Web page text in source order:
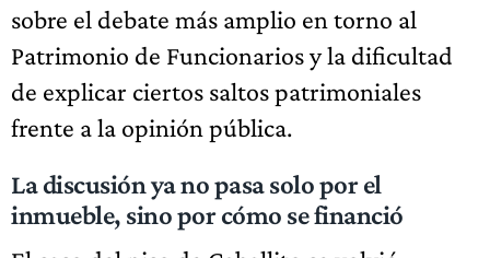
sobre el debate más amplio en torno al
Patrimonio de Funcionarios y la dificultad
de explicar ciertos saltos patrimoniales
frente a la opinión pública.
La discusión ya no pasa solo por el
inmueble, sino por cómo se financió